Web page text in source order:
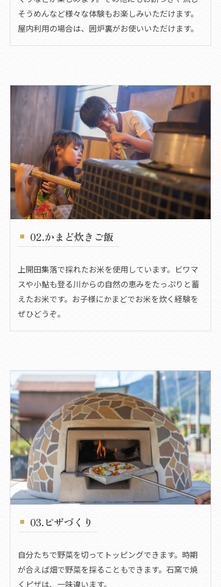
そうめんなど様々な体験もお楽しみいただけます。​
屋内利用の場合は、囲炉裏がお使いいただけます。
02.かまど炊きご飯
上開田集落で採れたお米を使用しています。ビワマ
スや小鮎も登る川からの自然の恵みをたっぷりと蓄
えたお米です。​お子様にかまどでお米を炊く経験を
ぜひどうぞ。
03.ピザづくり
自分たちで野菜を切ってトッピングできます。時期
が合えば畑で野菜を採ることもできます。​石窯で焼
くピザは、一味違います。